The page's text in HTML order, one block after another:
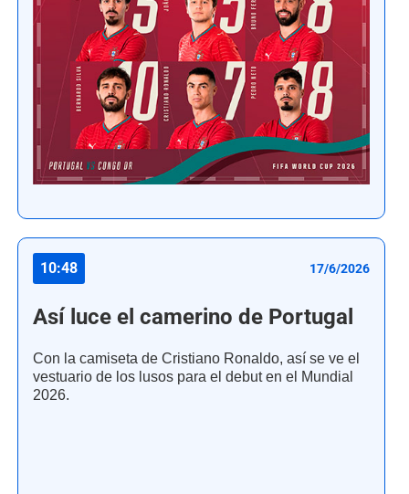
10:48 17/6/2026
Así luce el camerino de Portugal
Con la camiseta de Cristiano Ronaldo, así se ve el
vestuario de los lusos para el debut en el Mundial
2026.